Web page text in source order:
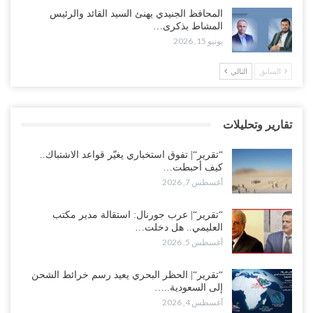
“تقرير“| عرب جورنال: استقالة مدير مكتب العليمي.. هل دخلت سلطة
الرئاسي مرحلة التفكك المؤسسي..!
أغسطس 5, 2026
حضرموت على حافة الانفجار.. اشتباكات قبلية مع فصائل سعودية
وسط معركة سعودية لإسقاط آخر معاقل الزبيدي.. القبائل تستنفر و”درع
الوطن” تبدأ الانتشار..!
أغسطس 5, 2026
خلافات الرواتب تشعل مواجهة داخل معسكر التحالف… والإصلاح يصعّد
في جبهات مأرب وتعز والضالع..!
أغسطس 5, 2026
تعميد الشهادات يشعل غضباً واسعاً..!
أغسطس 5, 2026
المحافظ الجنيدي يهنئ السيد القائد والرئيس
المشاط بذكرى…
يونيو 15, 2026
السابق التالي
تقارير وتحليلات
“تقرير“| تفوق استخباري يغيّر قواعد الاشتباك..
كيف أحبطت…
أغسطس 7, 2026
“تقرير“| عرب جورنال: استقالة مدير مكتب
العليمي.. هل دخلت…
أغسطس 5, 2026
“تقرير“| الحظر البحري يعيد رسم خرائط الشحن
إلى السعودية..…
أغسطس 4, 2026